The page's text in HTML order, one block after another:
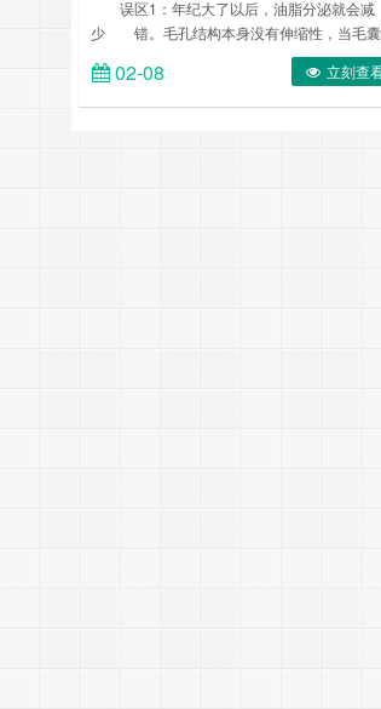
误区1：年纪大了以后，油脂分泌就会减
少 错。毛孔结构本身没有伸缩性，当毛
道内长期有过多油脂堆积，会造成毛囊通道
膨胀。这个时候，即使油脂分泌减少了，毛
道也不会恢复原样。同时，随着年龄增加，
02-08 立刻查